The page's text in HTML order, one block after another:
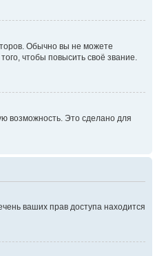
Обычно вы не можете
чтобы повысить своё звание.
возможность. Это сделано для
ваших прав доступа находится